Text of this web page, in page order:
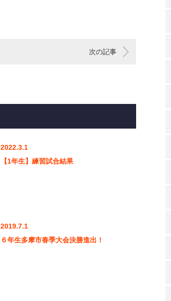
次の記事
2022.3.1
【1年生】練習試合結果
2019.7.1
６年生多摩市春季大会決勝進出！